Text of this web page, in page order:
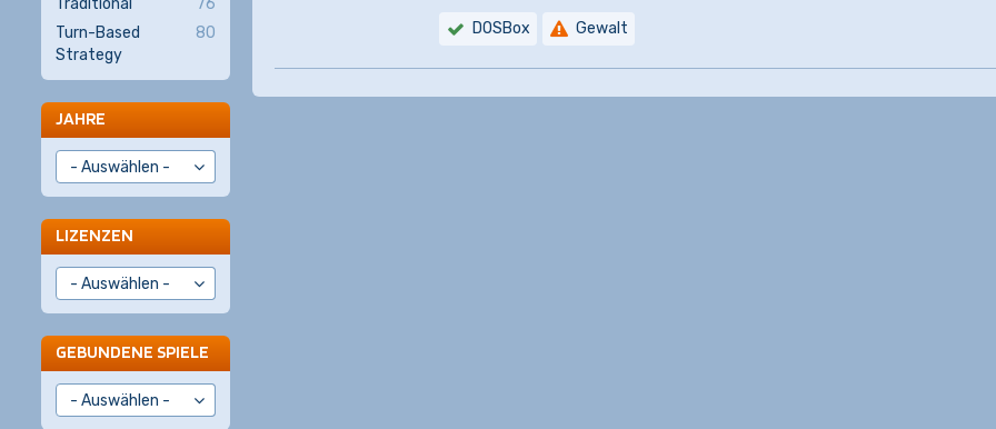
DOSBox Gewalt
Traditional
76
Turn-Based
Strategy
80
JAHRE
LIZENZEN
GEBUNDENE SPIELE